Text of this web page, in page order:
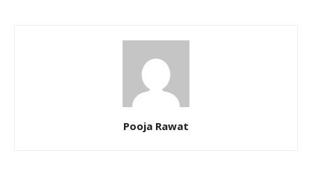
Pooja Rawat